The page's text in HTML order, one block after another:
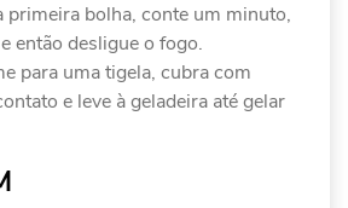
primeira bolha, conte um minuto,
então desligue o fogo.
para uma tigela, cubra com
e leve à geladeira até gelar